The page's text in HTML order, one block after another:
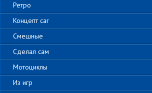
Ретро
Концепт car
Смешные
Сделал сам
Мотоциклы
Из игр